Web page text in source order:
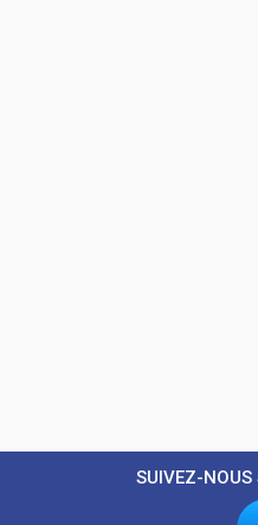
SUIVEZ-NOUS